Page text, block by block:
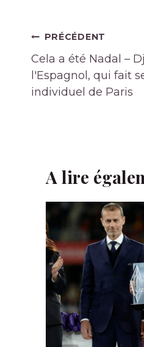
Navigation
de
l’article
PRÉCÉDENT
Cela a été Nadal –
l'Espagnol, qui fait
individuel de Paris
A lire